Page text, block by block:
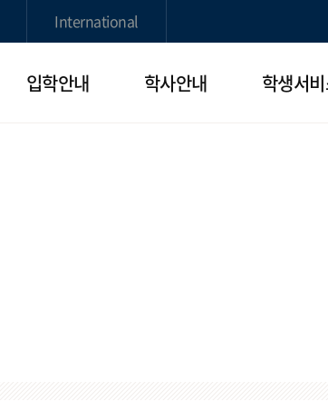
International
입학안내 학사안내 학생서